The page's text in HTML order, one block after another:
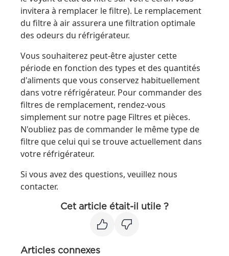
invitera à remplacer le filtre). Le remplacement
du filtre à air assurera une filtration optimale
des odeurs du réfrigérateur.
Vous souhaiterez peut-être ajuster cette
période en fonction des types et des quantités
d'aliments que vous conservez habituellement
dans votre réfrigérateur. Pour commander des
filtres de remplacement, rendez-vous
simplement sur notre page Filtres et pièces.
N'oubliez pas de commander le même type de
filtre que celui qui se trouve actuellement dans
votre réfrigérateur.
Si vous avez des questions, veuillez nous
contacter.
Cet article était-il utile ?
Articles connexes